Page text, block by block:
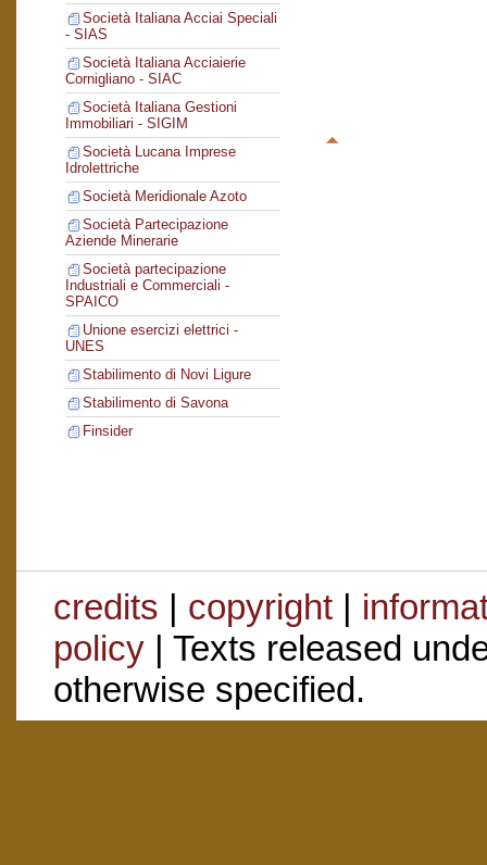
Società Italiana Acciai Speciali
- SIAS
Società Italiana Acciaierie
Cornigliano - SIAC
Società Italiana Gestioni
Immobiliari - SIGIM
Società Lucana Imprese
Idrolettriche
Società Meridionale Azoto
Società Partecipazione
Aziende Minerarie
Società partecipazione
Industriali e Commerciali -
SPAICO
Unione esercizi elettrici -
UNES
Stabilimento di Novi Ligure
Stabilimento di Savona
Finsider
credits | copyright|
policy| Texts released
otherwise specified.